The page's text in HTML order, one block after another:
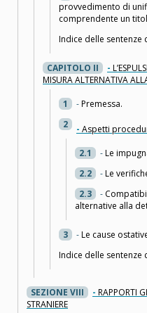
provvedimento di
comprendente un
Indice delle sentenze
CAPITOLO II -
MISURA ALTERNATIVA
1
-Premessa.
2
- Aspetti
2.1
-Le
2.2
-Le
2.3
-
alternative alla
3 -Le cause
Indice delle sentenze
SEZIONE VIII - RAPPORTI
STRANIERE